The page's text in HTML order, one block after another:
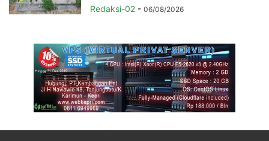
Redaksi-02 - 06/08/2026